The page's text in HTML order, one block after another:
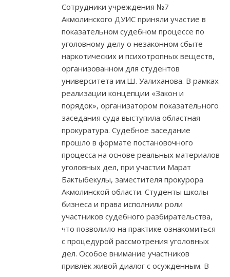
Сотрудники учреждения №7
Акмолинского ДУИС приняли участие в
показательном судебном процессе по
уголовному делу о незаконном сбыте
наркотических и психотропных веществ,
организованном для студентов
университета им.Ш. Уалиханова. В рамках
реализации концепции «Закон и
порядок», организатором показательного
заседания суда выступила областная
прокуратура. Судебное заседание
прошло в формате постановочного
процесса на основе реальных материалов
уголовных дел, при участии Марат
Бактыбекулы, заместителя прокурора
Акмолинской области. Студенты школы
бизнеса и права исполнили роли
участников судебного разбирательства,
что позволило на практике ознакомиться
с процедурой рассмотрения уголовных
дел. Особое внимание участников
привлёк живой диалог с осужденным. В